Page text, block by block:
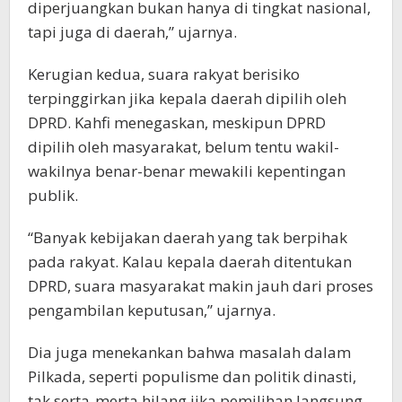
diperjuangkan bukan hanya di tingkat nasional,
tapi juga di daerah,” ujarnya.
Kerugian kedua, suara rakyat berisiko
terpinggirkan jika kepala daerah dipilih oleh
DPRD. Kahfi menegaskan, meskipun DPRD
dipilih oleh masyarakat, belum tentu wakil-
wakilnya benar-benar mewakili kepentingan
publik.
“Banyak kebijakan daerah yang tak berpihak
pada rakyat. Kalau kepala daerah ditentukan
DPRD, suara masyarakat makin jauh dari proses
pengambilan keputusan,” ujarnya.
Dia juga menekankan bahwa masalah dalam
Pilkada, seperti populisme dan politik dinasti,